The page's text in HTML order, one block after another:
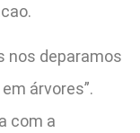
nos deparamos
árvores”.
com a